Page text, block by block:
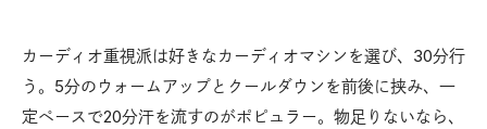
カーディオ重視派は好きなカーディオマシンを選び、30分行
う。5分のウォームアップとクールダウンを前後に挟み、一
定ペースで20分汗を流すのがポピュラー。物足りないなら、